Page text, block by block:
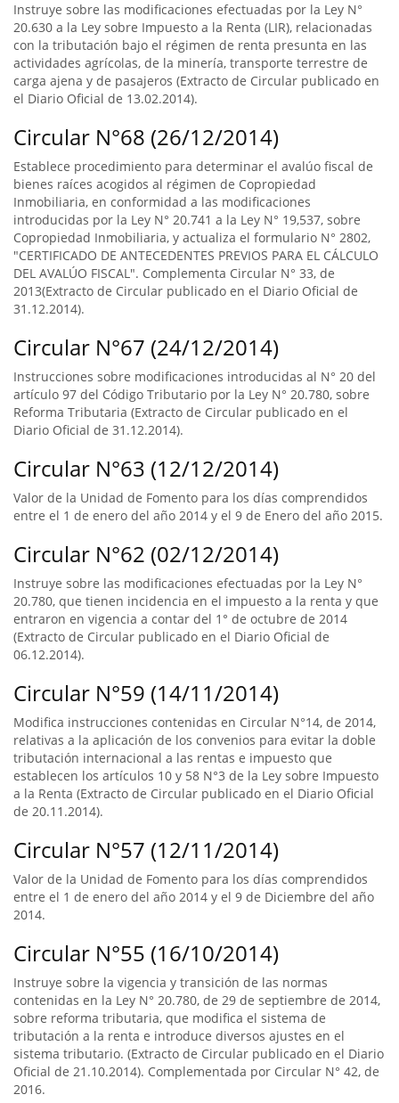
Instruye sobre las modificaciones efectuadas por la Ley N°
20.630 a la Ley sobre Impuesto a la Renta (LIR), relacionadas
con la tributación bajo el régimen de renta presunta en las
actividades agrícolas, de la minería, transporte terrestre de
carga ajena y de pasajeros (Extracto de Circular publicado en
el Diario Oficial de 13.02.2014).
Circular N°68 (26/12/2014)
Establece procedimiento para determinar el avalúo fiscal de
bienes raíces acogidos al régimen de Copropiedad
Inmobiliaria, en conformidad a las modificaciones
introducidas por la Ley N° 20.741 a la Ley N° 19,537, sobre
Copropiedad Inmobiliaria, y actualiza el formulario N° 2802,
"CERTIFICADO DE ANTECEDENTES PREVIOS PARA EL CÁLCULO
DEL AVALÚO FISCAL". Complementa Circular N° 33, de
2013(Extracto de Circular publicado en el Diario Oficial de
31.12.2014).
Circular N°67 (24/12/2014)
Instrucciones sobre modificaciones introducidas al N° 20 del
artículo 97 del Código Tributario por la Ley N° 20.780, sobre
Reforma Tributaria (Extracto de Circular publicado en el
Diario Oficial de 31.12.2014).
Circular N°63 (12/12/2014)
Valor de la Unidad de Fomento para los días comprendidos
entre el 1 de enero del año 2014 y el 9 de Enero del año 2015.
Circular N°62 (02/12/2014)
Instruye sobre las modificaciones efectuadas por la Ley N°
20.780, que tienen incidencia en el impuesto a la renta y que
entraron en vigencia a contar del 1° de octubre de 2014
(Extracto de Circular publicado en el Diario Oficial de
06.12.2014).
Circular N°59 (14/11/2014)
Modifica instrucciones contenidas en Circular N°14, de 2014,
relativas a la aplicación de los convenios para evitar la doble
tributación internacional a las rentas e impuesto que
establecen los artículos 10 y 58 N°3 de la Ley sobre Impuesto
a la Renta (Extracto de Circular publicado en el Diario Oficial
de 20.11.2014).
Circular N°57 (12/11/2014)
Valor de la Unidad de Fomento para los días comprendidos
entre el 1 de enero del año 2014 y el 9 de Diciembre del año
2014.
Circular N°55 (16/10/2014)
Instruye sobre la vigencia y transición de las normas
contenidas en la Ley N° 20.780, de 29 de septiembre de 2014,
sobre reforma tributaria, que modifica el sistema de
tributación a la renta e introduce diversos ajustes en el
sistema tributario. (Extracto de Circular publicado en el Diario
Oficial de 21.10.2014). Complementada por Circular N° 42, de
2016.